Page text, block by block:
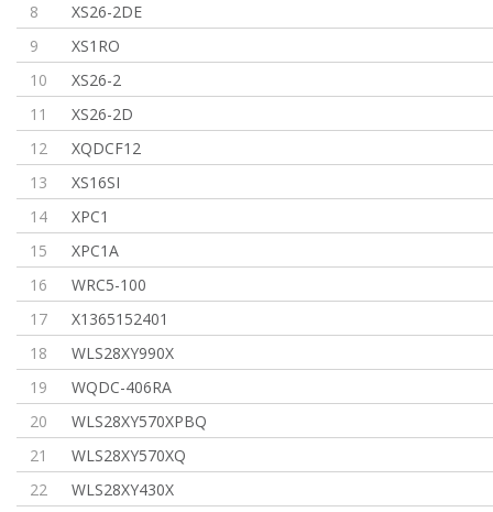
8
XS26-2DE
9
XS1RO
10
XS26-2
11
XS26-2D
12
XQDCF12
13
XS16SI
14
XPC1
15
XPC1A
16
WRC5-100
17
X1365152401
18
WLS28XY990X
19
WQDC-406RA
20
WLS28XY570XPBQ
21
WLS28XY570XQ
22
WLS28XY430X